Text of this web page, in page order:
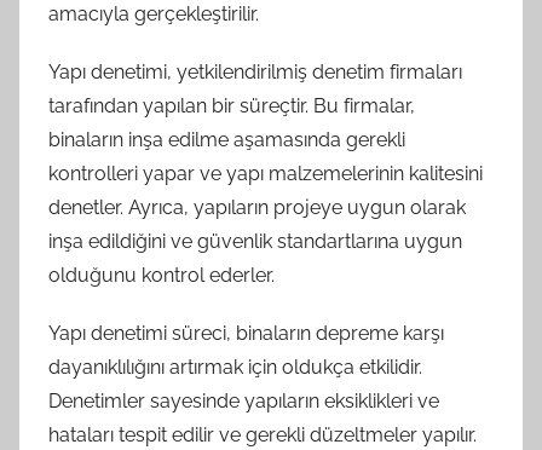
amacıyla gerçekleştirilir.
Yapı denetimi, yetkilendirilmiş denetim firmaları
tarafından yapılan bir süreçtir. Bu firmalar,
binaların inşa edilme aşamasında gerekli
kontrolleri yapar ve yapı malzemelerinin kalitesini
denetler. Ayrıca, yapıların projeye uygun olarak
inşa edildiğini ve güvenlik standartlarına uygun
olduğunu kontrol ederler.
Yapı denetimi süreci, binaların depreme karşı
dayanıklılığını artırmak için oldukça etkilidir.
Denetimler sayesinde yapıların eksiklikleri ve
hataları tespit edilir ve gerekli düzeltmeler yapılır.